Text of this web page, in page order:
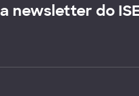
newsletter do